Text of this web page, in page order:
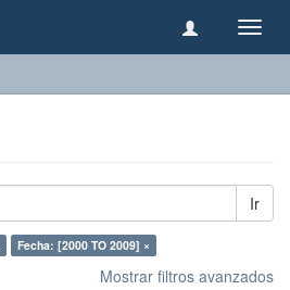
Ir
Fecha: [2000 TO 2009] ×
Mostrar filtros avanzados